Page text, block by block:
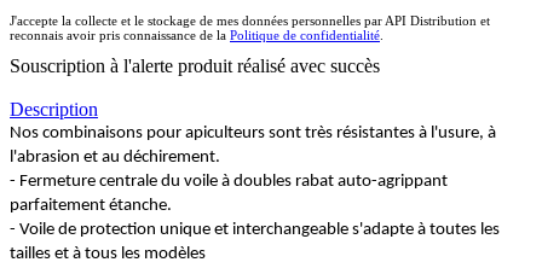
J'accepte la collecte et le stockage de mes données personnelles par API Distribution et
reconnais avoir pris connaissance de la Politique de confidentialité.
Souscription à l'alerte produit réalisé avec succès
Description
Nos combinaisons pour apiculteurs sont très résistantes à l'usure, à
l'abrasion et au déchirement.
- Fermeture centrale du voile à doubles rabat auto-agrippant
parfaitement étanche.
- Voile de protection unique et interchangeable s'adapte à toutes les
tailles et à tous les modèles